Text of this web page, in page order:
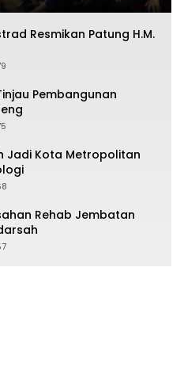
Resmikan Patung H.M.
Pembangunan
Jadi Kota Metropolitan
Rehab Jembatan